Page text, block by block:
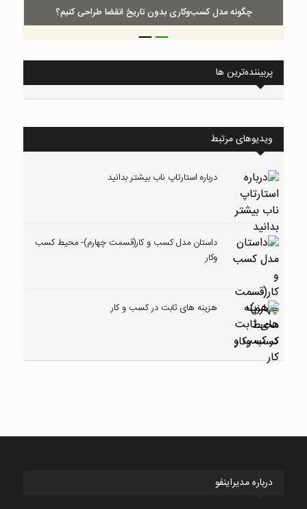
گام‌به‌گام طراحی بوم ارزش پیشنهادی طراحی کنیم؟
__
پربیننده‌ترین ها
ویدیوهای مرتبط
درباره استارتاپ ناب بیشتر بدانید
داستان مدل کسب و کار(قسمت چهارم)- محیط کسب
وکار
هزینه های ثابت در کسب و کار
درباره مدیراینفو